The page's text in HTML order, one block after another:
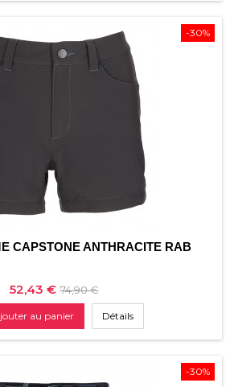
-30%
CAPSTONE ANTHRACITE RAB
Prix
52,43 € Prix
de
base
74,90 €
au panier Détails
-30%